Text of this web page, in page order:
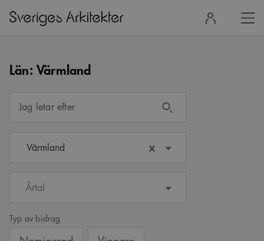
in
Län: Värmland
Jag letar efter
Värmland
Årtal
Typ av bidrag